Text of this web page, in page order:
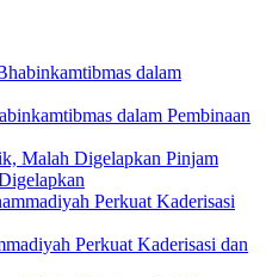
dalam Pembinaan
Pinjam
Perkuat Kaderisasi dan